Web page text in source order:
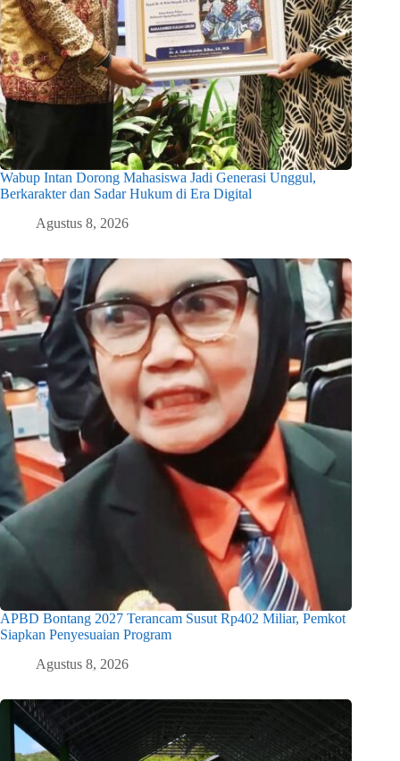
Wabup Intan Dorong Mahasiswa Jadi Generasi Unggul,
Berkarakter dan Sadar Hukum di Era Digital
Agustus 8, 2026
APBD Bontang 2027 Terancam Susut Rp402 Miliar, Pemkot
Siapkan Penyesuaian Program
Agustus 8, 2026